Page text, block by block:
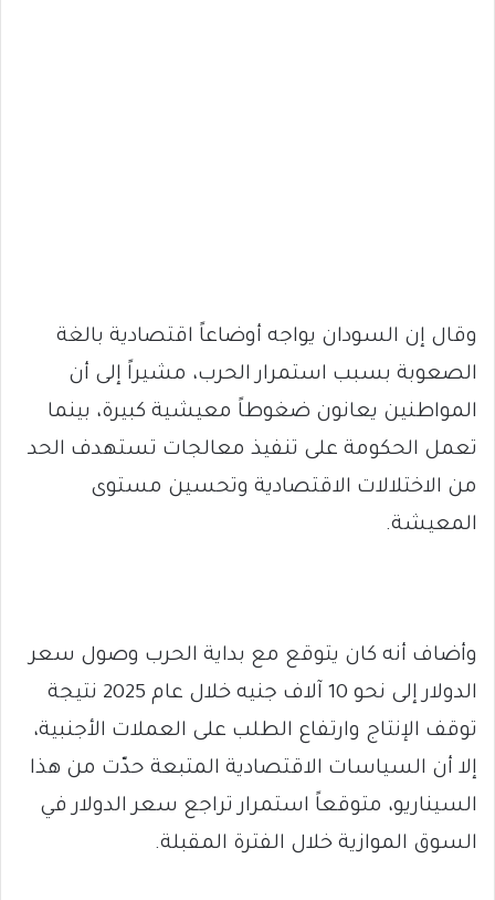
وقال إن السودان يواجه أوضاعاً اقتصادية بالغة
الصعوبة بسبب استمرار الحرب، مشيراً إلى أن
المواطنين يعانون ضغوطاً معيشية كبيرة، بينما
تعمل الحكومة على تنفيذ معالجات تستهدف الحد
من الاختلالات الاقتصادية وتحسين مستوى
المعيشة.
وأضاف أنه كان يتوقع مع بداية الحرب وصول سعر
الدولار إلى نحو 10 آلاف جنيه خلال عام 2025 نتيجة
توقف الإنتاج وارتفاع الطلب على العملات الأجنبية،
إلا أن السياسات الاقتصادية المتبعة حدّت من هذا
السيناريو، متوقعاً استمرار تراجع سعر الدولار في
السوق الموازية خلال الفترة المقبلة.